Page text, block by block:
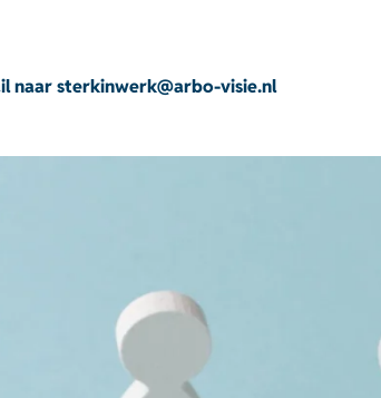
naar sterkinwerk@arbo-visie.nl